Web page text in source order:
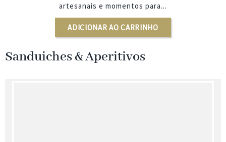
artesanais e momentos para...
ADICIONAR AO CARRINHO
Sanduiches & Aperitivos